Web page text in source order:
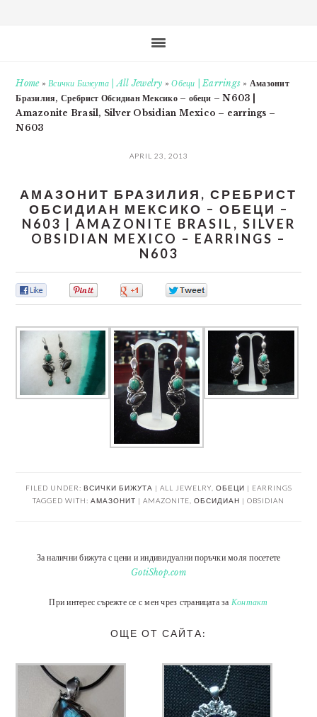
Home»Всички Бижута | All Jewelry »Обеци | Earrings » Амазонит
Бразилия, Сребрист Обсидиан Мексико – обеци – N603 |
Amazonite Brasil, Silver Obsidian Mexico – earrings –
N603
APRIL 23, 2013
АМАЗОНИТ БРАЗИЛИЯ, СРЕБРИСТ
ОБСИДИАН МЕКСИКО – ОБЕЦИ –
N603 | AMAZONITE BRASIL, SILVER
OBSIDIAN MEXICO – EARRINGS –
N603
FILED UNDER: ВСИЧКИ БИЖУТА | ALL JEWELRY, ОБЕЦИ | EARRINGS
TAGGED WITH: АМАЗОНИТ | AMAZONITE ОБСИДИАН | OBSIDIAN
За налични бижута с цени и индивидуални поръчки моля посетете
GotiShop.com
При интерес сърежте се с мен чрез страницата за Контакт
ОЩЕ ОТ САЙТА: